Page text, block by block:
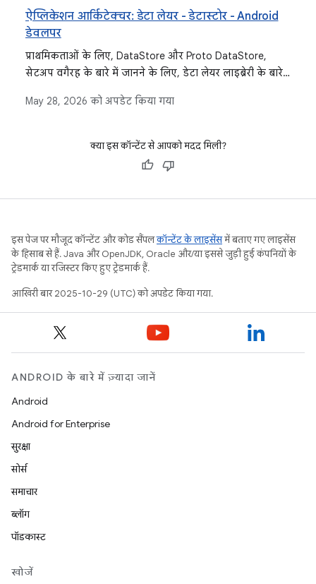
ऐप्लिकेशन आर्किटेक्चर: डेटा लेयर - डेटास्टोर - Android
डेवलपर
प्राथमिकताओं के लिए, DataStore और Proto DataStore,
सेटअप वगैरह के बारे में जानने के लिए, डेटा लेयर लाइब्रेरी के बारे
May 28, 2026 को अपडेट किया गया
क्या इस कॉन्टेंट से आपको मदद मिली?
इस पेज पर मौजूद कॉन्टेंट और कोड सैंपलकॉन्टेंट के लाइसेंसमें बताए गए लाइसेंस
के हिसाब से हैं. Java और OpenJDK, Oracle और/या इससे जुड़ी हुई कंपनियों के
ट्रेडमार्क या रजिस्टर किए हुए ट्रेडमार्क हैं.
आखिरी बार 2025-10-29 (UTC) को अपडेट किया गया.
ANDROID के बारे में ज़्यादा जानें
Android
Android for Enterprise
सुरक्षा
सोर्स
समाचार
ब्लॉग
पॉडकास्ट
खोजें